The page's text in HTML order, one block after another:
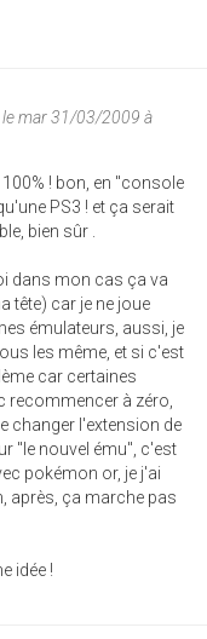
le mar 31/03/2009 à
! bon, en "console
PS3 ! et ça serait
bien sûr .
dans mon cas ça va
tête) car je ne joue
émulateurs, aussi, je
les même, et si c'est
car certaines
recommencer à zéro,
changer l'extension de
"le nouvel ému", c'est
pokémon or, je j'ai
après, ça marche pas
idée !